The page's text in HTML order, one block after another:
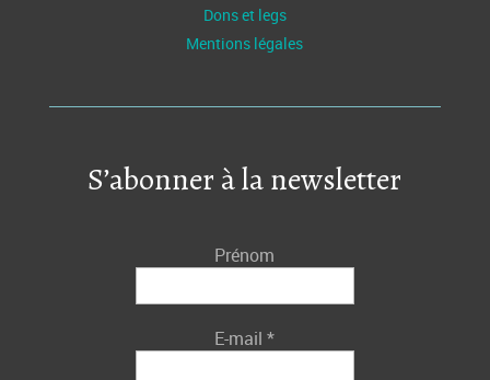
Dons et legs
Mentions légales
S’abonner à la newsletter
Prénom
E-mail*